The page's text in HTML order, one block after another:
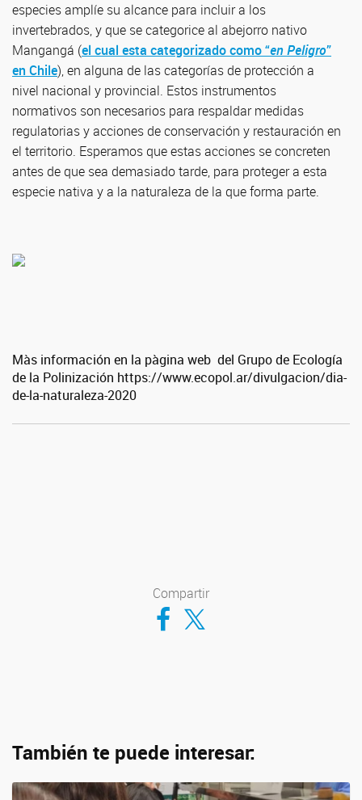
especies amplíe su alcance para incluir a los
invertebrados, y que se categorice al abejorro nativo
Mangangá (el cual esta categorizado como “en Peligro”
en Chile), en alguna de las categorías de protección a
nivel nacional y provincial. Estos instrumentos
normativos son necesarios para respaldar medidas
regulatorias y acciones de conservación y restauración en
el territorio. Esperamos que estas acciones se concreten
antes de que sea demasiado tarde, para proteger a esta
especie nativa y a la naturaleza de la que forma parte.
Màs información en la pàgina web del Grupo de Ecología
de la Polinización https://www.ecopol.ar/divulgacion/dia-
de-la-naturaleza-2020
Compartir
Compartir en Facebook
Compartir en Twitter
También te puede interesar: